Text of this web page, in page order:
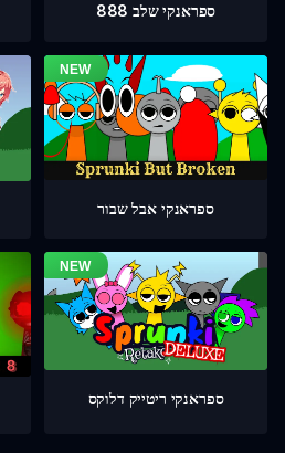
ספראנקי שלב 888
ספראנקי אבל שבור
ספראנקי ריטייק דלוקס